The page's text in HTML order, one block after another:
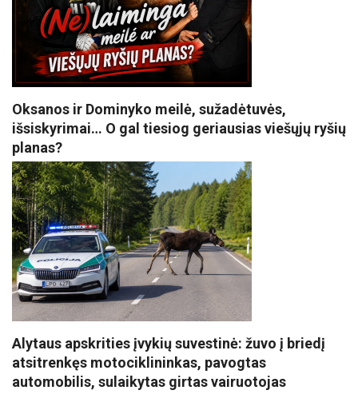
Oksanos ir Dominyko meilė, sužadėtuvės,
išsiskyrimai… O gal tiesiog geriausias viešųjų ryšių
planas?
Alytaus apskrities įvykių suvestinė: žuvo į briedį
atsitrenkęs motociklininkas, pavogtas
automobilis, sulaikytas girtas vairuotojas